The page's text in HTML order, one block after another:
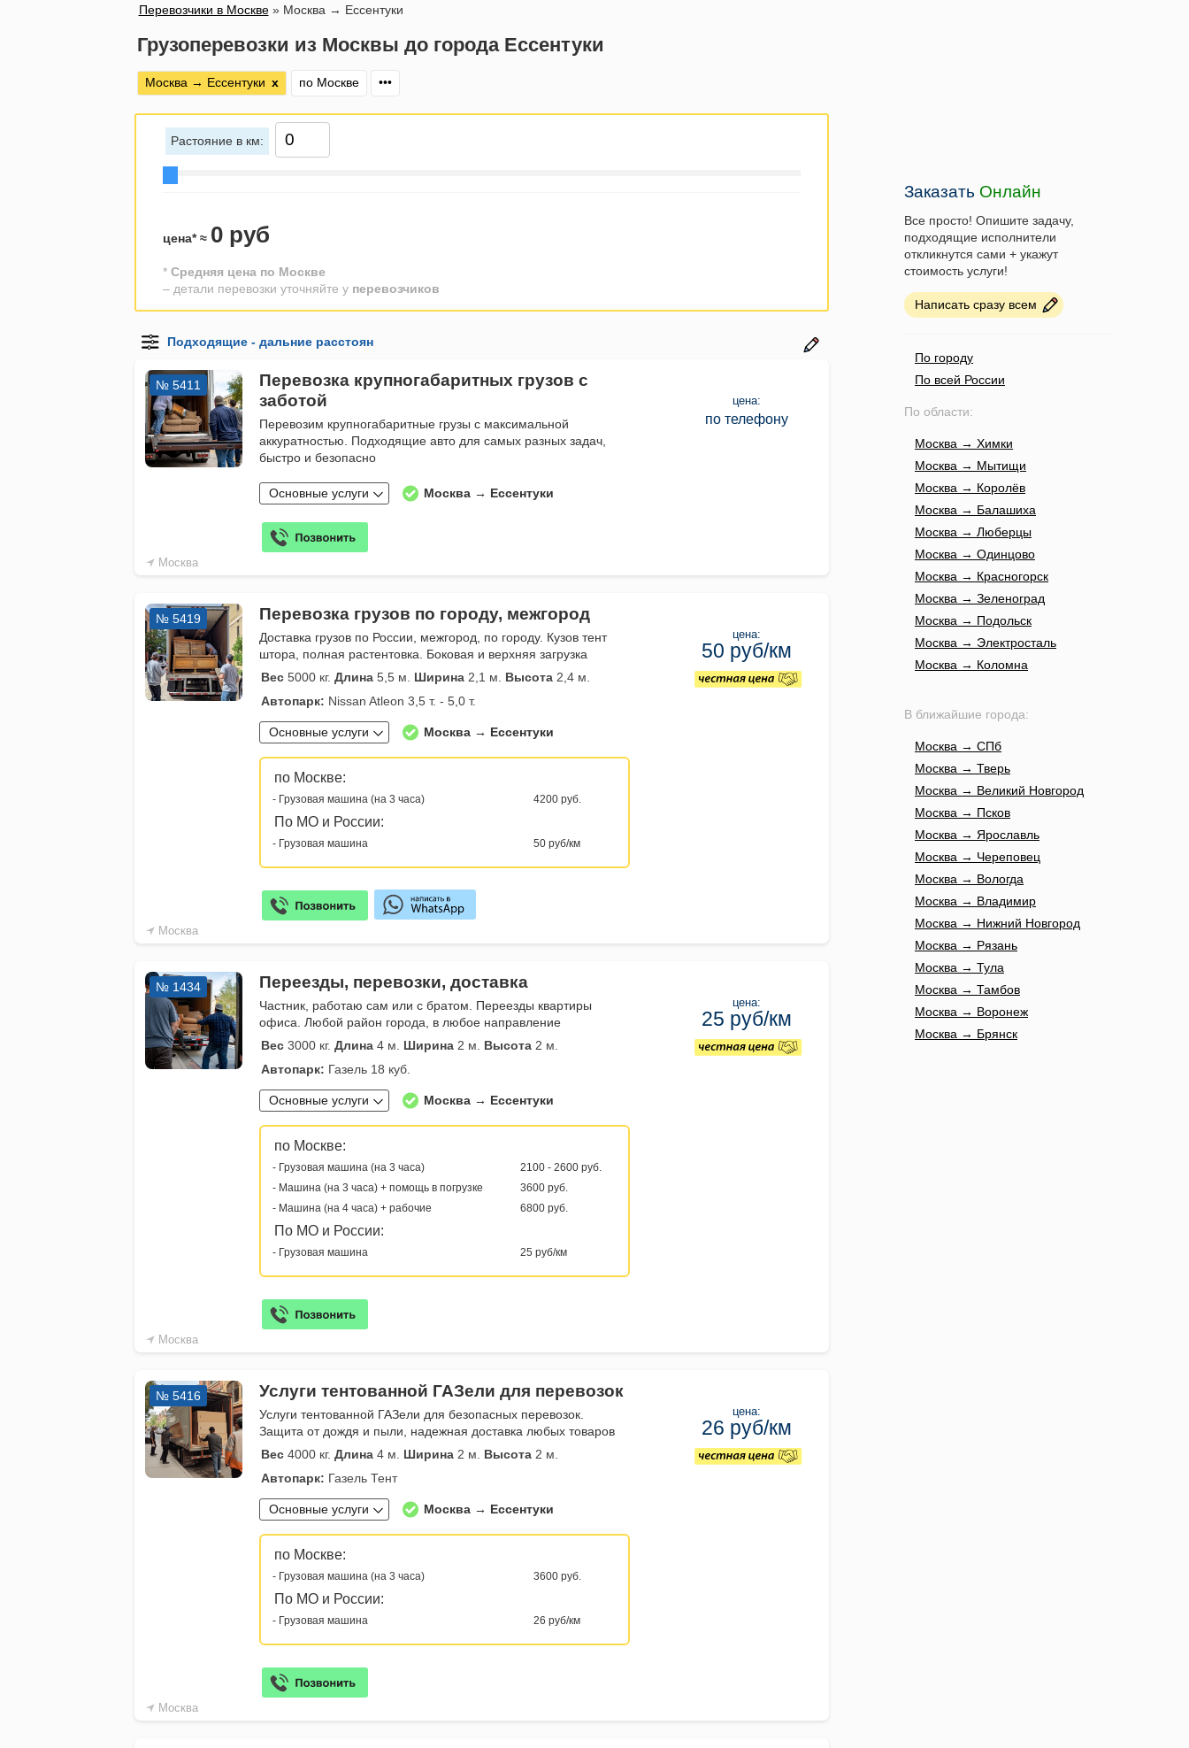
Перевозчики в Москве» Москва → Ессентуки
Грузоперевозки из Москвы до города Ессентуки
Москва → Ессентуки х по Москве •••
Растояние в км:
цена* ≈ 0 руб
* Средняя цена по Москве
– детали перевозки уточняйте у перевозчиков
Москва
№ 5411
Перевозка крупногабаритных грузов с
заботой
Перевозим крупногабаритные грузы с максимальной
аккуратностью. Подходящие авто для самых разных задач,
быстро и безопасно
Основные услуги Москва → Ессентуки
цена:
по телефону
Москва
№ 5419 Перевозка грузов по городу, межгород
Доставка грузов по России, межгород, по городу. Кузов тент
штора, полная растентовка. Боковая и верхняя загрузка
Вес 5000 кг. Длина 5,5 м. Ширина 2,1 м. Высота 2,4 м.
Автопарк: Nissan Atleon 3,5 т. - 5,0 т.
Основные услуги Москва → Ессентуки
по Москве:
- Грузовая машина (на 3 часа) 4200 руб.
По МО и России:
- Грузовая машина 50 руб/км
цена:
50 руб/км
Москва
№ 1434 Переезды, перевозки, доставка
Частник, работаю сам или с братом. Переезды квартиры
офиса. Любой район города, в любое направление
Вес 3000 кг. Длина 4 м. Ширина 2 м. Высота 2 м.
Автопарк: Газель 18 куб.
Основные услуги Москва → Ессентуки
по Москве:
- Грузовая машина (на 3 часа)
2100 - 2600 руб.
- Машина (на 3 часа) + помощь в погрузке
3600 руб.
- Машина (на 4 часа) + рабочие
6800 руб.
По МО и России:
- Грузовая машина 25 руб/км
цена:
25 руб/км
Москва
№ 5416 Услуги тентованной ГАЗели для перевозок
Услуги тентованной ГАЗели для безопасных перевозок.
Защита от дождя и пыли, надежная доставка любых товаров
Вес 4000 кг. Длина 4 м. Ширина 2 м. Высота 2 м.
Автопарк: Газель Тент
Основные услуги Москва → Ессентуки
по Москве:
- Грузовая машина (на 3 часа) 3600 руб.
По МО и России:
- Грузовая машина 26 руб/км
цена:
26 руб/км
Заказать Онлайн
Все просто! Опишите задачу,
подходящие исполнители
откликнутся сами + укажут
стоимость услуги!
Написать сразу всем
По городу
По всей России
По области:
Москва → Химки
Москва → Мытищи
Москва → Королёв
Москва → Балашиха
Москва → Люберцы
Москва → Одинцово
Москва → Красногорск
Москва → Зеленоград
Москва → Подольск
Москва → Электросталь
Москва → Коломна
В ближайшие города:
Москва → СПб
Москва → Тверь
Москва → Великий Новгород
Москва → Псков
Москва → Ярославль
Москва → Череповец
Москва → Вологда
Москва → Владимир
Москва → Нижний Новгород
Москва → Рязань
Москва → Тула
Москва → Тамбов
Москва → Воронеж
Москва → Брянск